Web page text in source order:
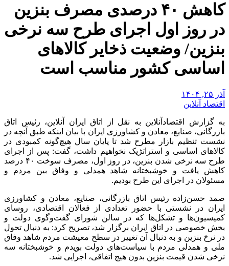
کاهش ۴۰ درصدی مصرف بنزین
در روز اول اجرای طرح سه نرخی
بنزین/ وضعیت ذخایر کالا‌های
اساسی کشور مناسب است
آذر ۲۵, ۱۴۰۴
اقتصاد آنلاین
به گزارش اقتصادآنلاین به نقل از اتاق ایران آنلاین، رئیس اتاق
بازرگانی، صنایع، معادن و کشاورزی ایران با بیان اینکه طبق آنچه در
نشست تنظیم بازار مطرح شد تا پایان سال هیچ‌گونه کمبودی در
کالا‌های اساسی و استراتژیک نخواهیم داشت، گفت: پس از اجرای
طرح سه نرخی شدن بنزین، در روز اول، مصرف سوخت ۴۰ درصد
کاهش یافت و خوشبختانه شاهد همدلی و وفاق بین مردم و
مسئولان در اجرای این طرح بودیم.
صمد حسن‌زاده رئیس اتاق بازرگانی، صنایع، معادن و کشاورزی
ایران در نشستی با حضور تعدادی از فعالان اقتصادی، روسای
کمیسیون‌ها و تشکل‌ها که در سالن شورای گفت‌وگوی دولت و
بخش خصوصی در اتاق ایران برگزار شد، تصریح کرد: به دنبال تحول
در نرخ بنزین و به دنبال آن تغییر در سطح معیشت مردم شاهد وفاق
ملی و همدلی مردم با سیاست‌های دولت بویدم و خوشبختانه سه
نرخی شدن قیمت بنزین بدون هیچ اتفاقی، اجرایی شد.